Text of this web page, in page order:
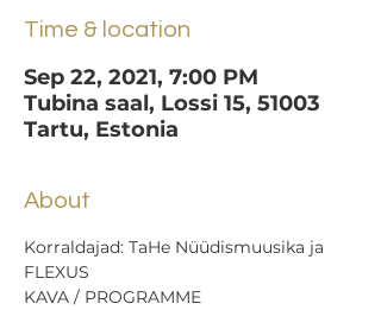
Time & location
Sep 22, 2021, 7:00 PM
Tubina saal, Lossi 15, 51003
Tartu, Estonia
About
Korraldajad: TaHe Nüüdismuusika ja
FLEXUS
KAVA / PROGRAMME